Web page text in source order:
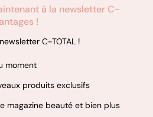
à la newsletter C-
!
C-TOTAL !
moment
produits exclusifs
magazine beauté et bien plus